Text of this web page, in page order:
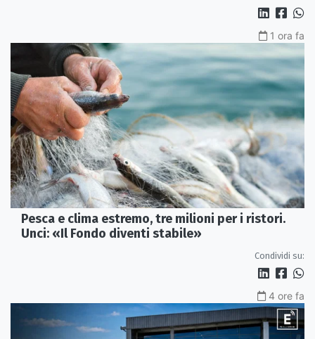
1 ora fa
Pesca e clima estremo, tre milioni per i ristori.
Unci: «Il Fondo diventi stabile»
Condividi su:
4 ore fa